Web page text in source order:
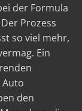
der Formula
Prozess
so viel mehr,
Ein
den